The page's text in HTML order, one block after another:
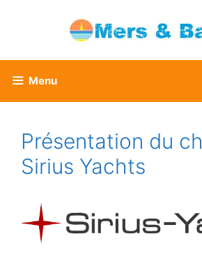
Menu
Présentation du
Sirius Yachts